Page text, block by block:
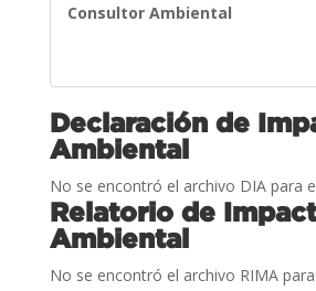
Consultor Ambiental
Declaración de
Ambiental
No se encontró el archivo DIA para
Relatorio de
Ambiental
No se encontró el archivo RIMA